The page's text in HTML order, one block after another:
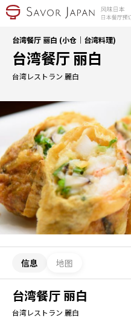
台湾餐厅 丽白 (小仓｜台湾料理)
台湾餐厅 丽白
台湾レストラン 麗白
信息 地图
台湾餐厅 丽白
台湾レストラン 麗白